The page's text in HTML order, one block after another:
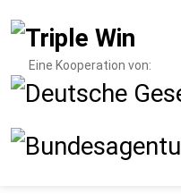
Eine Kooperation von: